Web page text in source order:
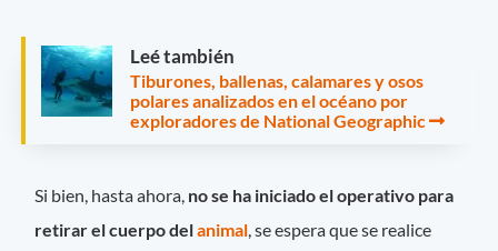
Leé también
Tiburones, ballenas, calamares y osos
polares analizados en el océano por
exploradores de National Geographic
Si bien, hasta ahora, no se ha iniciado el operativo para
retirar el cuerpo delanimal , se espera que se realice